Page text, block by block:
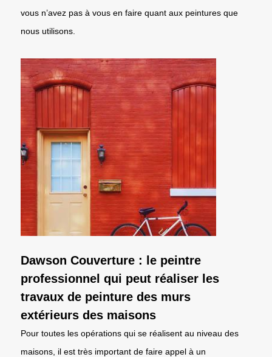
vous n’avez pas à vous en faire quant aux peintures que
nous utilisons.
Dawson Couverture : le peintre
professionnel qui peut réaliser les
travaux de peinture des murs
extérieurs des maisons
Pour toutes les opérations qui se réalisent au niveau des
maisons, il est très important de faire appel à un